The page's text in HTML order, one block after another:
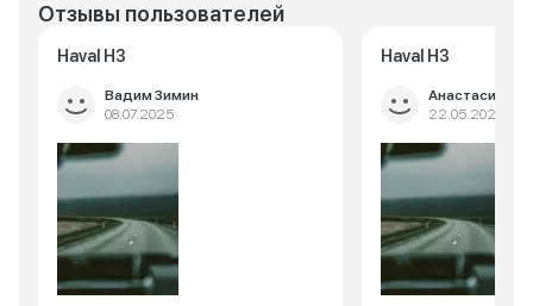
Отзывы пользователей
Haval H3
Вадим Зимин
08.07.2025
Haval H3
Анастасия
22.05.2025